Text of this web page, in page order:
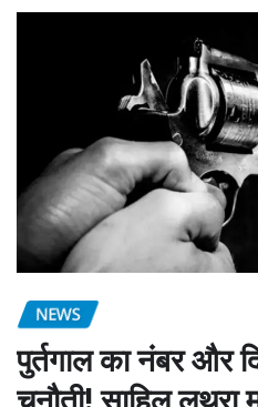
NEWS
पुर्तगाल का नंबर और